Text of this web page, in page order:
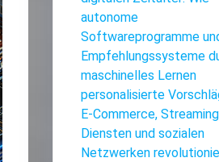
autonome
Softwareprogramme
Empfehlungssysteme
maschinelles Lernen
personalisierte
E-Commerce,
Diensten und sozialen
Netzwerken